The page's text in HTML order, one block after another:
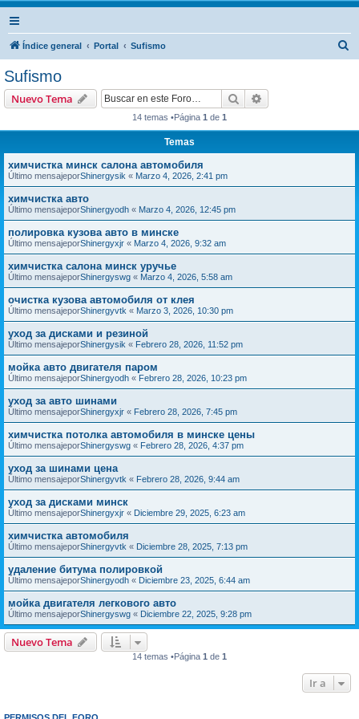
Índice general Portal Sufismo
Sufismo
Nuevo Tema Buscar
14 temas •Página 1 de 1
Temas
химчистка минск салона автомобиля
Último mensajeporShinergysik « Marzo 4, 2026, 2:41 pm
химчистка авто
Último mensajeporShinergyodh « Marzo 4, 2026, 12:45 pm
полировка кузова авто в минске
Último mensajeporShinergyxjr « Marzo 4, 2026, 9:32 am
химчистка салона минск уручье
Último mensajeporShinergyswg « Marzo 4, 2026, 5:58 am
очистка кузова автомобиля от клея
Último mensajeporShinergyvtk « Marzo 3, 2026, 10:30 pm
уход за дисками и резиной
Último mensajeporShinergysik « Febrero 28, 2026, 11:52 pm
мойка авто двигателя паром
Último mensajeporShinergyodh « Febrero 28, 2026, 10:23 pm
уход за авто шинами
Último mensajeporShinergyxjr « Febrero 28, 2026, 7:45 pm
химчистка потолка автомобиля в минске цены
Último mensajeporShinergyswg « Febrero 28, 2026, 4:37 pm
уход за шинами цена
Último mensajeporShinergyvtk « Febrero 28, 2026, 9:44 am
уход за дисками минск
Último mensajeporShinergyxjr « Diciembre 29, 2025, 6:23 am
химчистка автомобиля
Último mensajeporShinergyvtk « Diciembre 28, 2025, 7:13 pm
удаление битума полировкой
Último mensajeporShinergyodh « Diciembre 23, 2025, 6:44 am
мойка двигателя легкового авто
Último mensajeporShinergyswg « Diciembre 22, 2025, 9:28 pm
Nuevo Tema
14 temas •Página 1 de 1
Ir a